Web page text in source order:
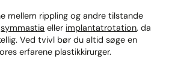
mellem rippling og andre tilstande
symmastia eller implantatrotation, da
Ved tvivl bør du altid søge en
erfarene plastikkirurger.